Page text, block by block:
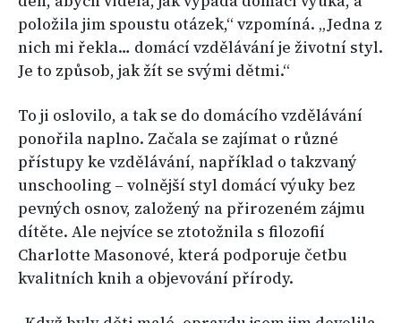
položila jim spoustu otázek,“ vzpomíná. „Jedna z
nich mi řekla… domácí vzdělávání je životní styl.
Je to způsob, jak žít se svými dětmi.“
To ji oslovilo, a tak se do domácího vzdělávání
ponořila naplno. Začala se zajímat o různé
přístupy ke vzdělávání, například o takzvaný
unschooling – volnější styl domácí výuky bez
pevných osnov, založený na přirozeném zájmu
dítěte. Ale nejvíce se ztotožnila s filozofií
Charlotte Masonové, která podporuje četbu
kvalitních knih a objevování přírody.